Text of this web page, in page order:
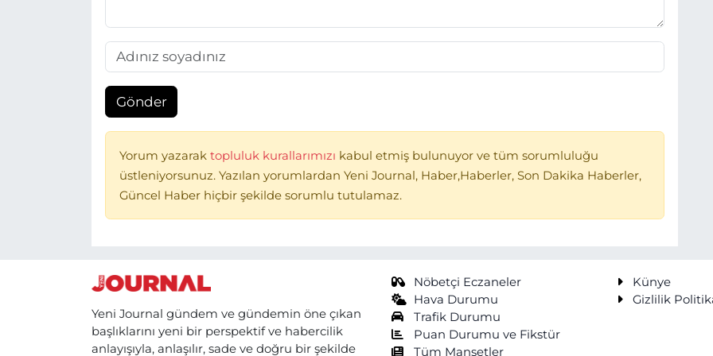
Gönder
Yorum yazarak topluluk kurallarımızı kabul etmiş bulunuyor ve tüm sorumluluğu
üstleniyorsunuz. Yazılan yorumlardan Yeni Journal, Haber,Haberler, Son Dakika Haberler,
Güncel Haber hiçbir şekilde sorumlu tutulamaz.
Yeni Journal gündem ve gündemin öne çıkan
başlıklarını yeni bir perspektif ve habercilik
anlayışıyla, anlaşılır, sade ve doğru bir şekilde
Nöbetçi Eczaneler
Hava Durumu
Trafik Durumu
Puan Durumu ve Fikstür
Tüm Manşetler
Künye
Gizlilik